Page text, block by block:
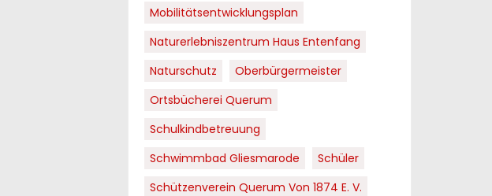
Mobilitätsentwicklungsplan
Naturerlebniszentrum Haus Entenfang
Naturschutz
Oberbürgermeister
Ortsbücherei Querum
Schulkindbetreuung
Schwimmbad Gliesmarode
Schüler
Schützenverein Querum Von 1874 E. V.